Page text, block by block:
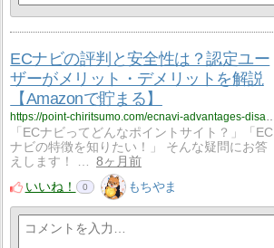
ECナビの評判と安全性は？認定ユー
ザーがメリット・デメリットを解説
【Amazonで貯まる】
「ECナビってどんなポイントサイト？」「EC
ナビの特徴を知りたい！」 そんな疑問にお答
えします！ …
8ヶ月前
いいね！
0 もちやま